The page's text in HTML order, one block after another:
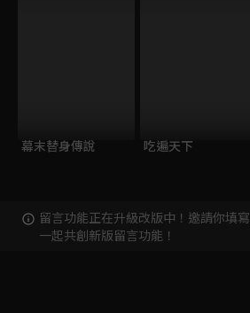
幕末替身傳說 吃遍天下
留言功能正在升級改版中！邀請你填寫
一起共創新版留言功能！